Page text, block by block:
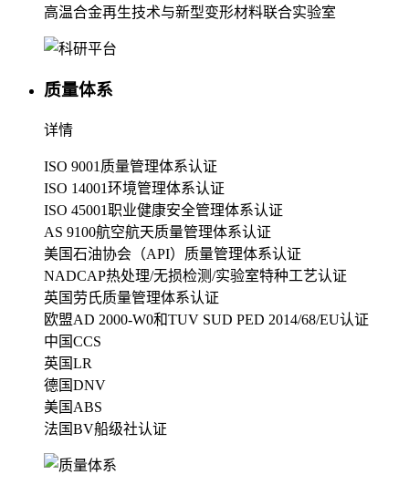
高温合金再生技术与新型变形材料联合实验室
质量体系
详情
ISO 9001质量管理体系认证
ISO 14001环境管理体系认证
ISO 45001职业健康安全管理体系认证
AS 9100航空航天质量管理体系认证
美国石油协会（API）质量管理体系认证
NADCAP热处理/无损检测/实验室特种工艺认证
英国劳氏质量管理体系认证
欧盟AD 2000-W0和TUV SUD PED 2014/68/EU认证
中国CCS
英国LR
德国DNV
美国ABS
法国BV船级社认证